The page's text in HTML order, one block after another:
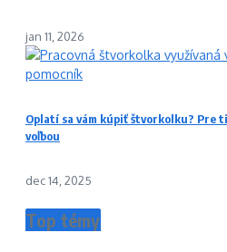
jan 11, 2026
Oplatí sa vám kúpiť štvorkolku? Pre
voľbou
dec 14, 2025
Top témy